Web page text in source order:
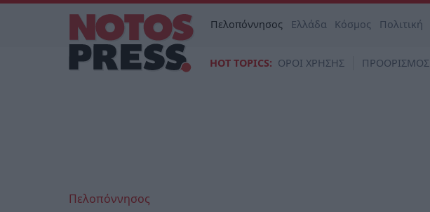
Πελοπόννησος Ελλάδα Κόσμος Πολιτική
HOT TOPICS: ΟΡΟΙ ΧΡΗΣΗΣ ΠΡΟΟΡΙΣΜΟΣ
Πελοπόννησος